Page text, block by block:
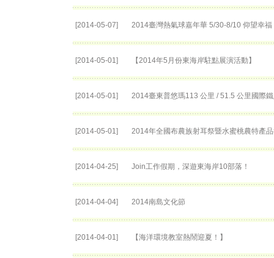
[2014-05-07] 2014臺灣熱氣球嘉年華 5/30-8/10 仰望幸福
[2014-05-01] 【2014年5月份東海岸駐點展演活動】
[2014-05-01] 2014臺東普悠瑪113 公里 / 51.5 公里國際
[2014-05-01] 2014年全國布農族射耳祭暨水蜜桃農特產
[2014-04-25] Join工作假期，深遊東海岸10部落！
[2014-04-04] 2014南島文化節
[2014-04-01] 【海洋環境教室熱鬧迎夏！】